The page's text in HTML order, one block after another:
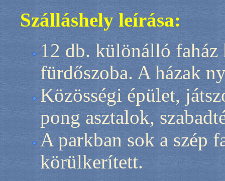
Szálláshely leírása:
12 db. különálló faház
fürdőszoba. A házak
Közösségi épület,
pong asztalok,
A parkban sok a szép
körülkerített.